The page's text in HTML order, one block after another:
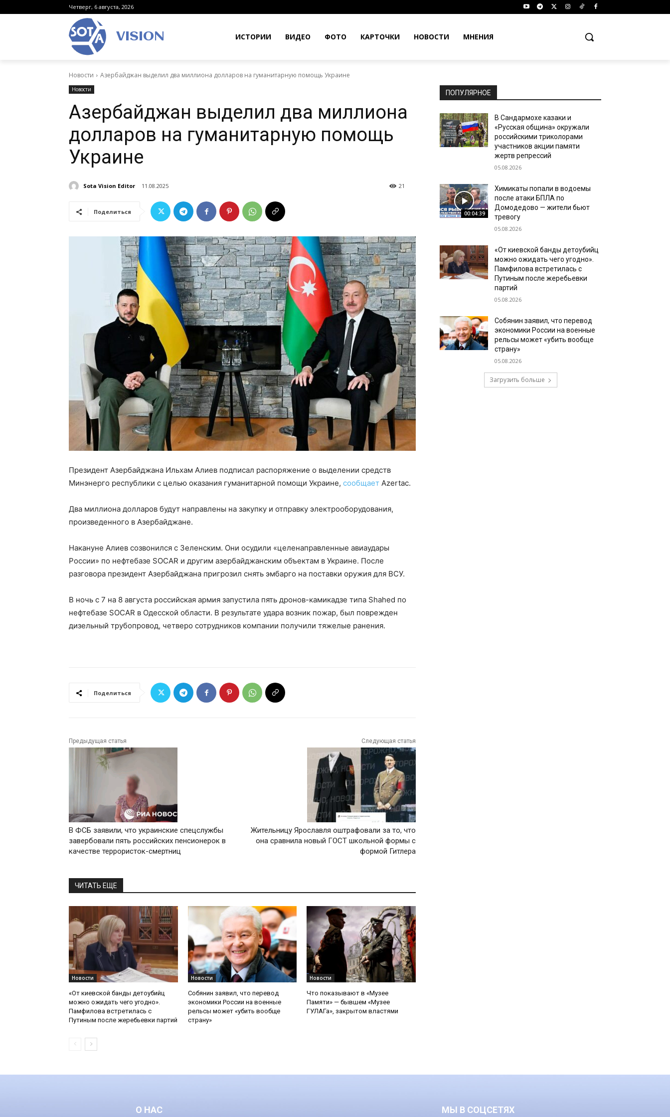
Четверг, 6 августа, 2026
VISION ИСТОРИИ ВИДЕО ФОТО КАРТОЧКИ НОВОСТИ МНЕНИЯ
Новости Азербайджан выделил два миллиона долларов на гуманитарную помощь Украине
Новости
Азербайджан выделил два миллиона
долларов на гуманитарную помощь
Украине
Sota Vision Editor 11.08.2025 21
Поделиться
Президент Азербайджана Ильхам Алиев подписал распоряжение о выделении средств
Минэнерго республики с целью оказания гуманитарной помощи Украине, сообщает Azertac.
Два миллиона долларов будут направлены на закупку и отправку электрооборудования,
произведенного в Азербайджане.
Накануне Алиев созвонился с Зеленским. Они осудили «целенаправленные авиаудары
России» по нефтебазе SOCAR и другим азербайджанским объектам в Украине. После
разговора президент Азербайджана пригрозил снять эмбарго на поставки оружия для ВСУ.
В ночь с 7 на 8 августа российская армия запустила пять дронов-камикадзе типа Shahed по
нефтебазе SOCAR в Одесской области. В результате удара возник пожар, был поврежден
дизельный трубопровод, четверо сотрудников компании получили тяжелые ранения.
Поделиться
Предыдущая статья
В ФСБ заявили, что украинские спецслужбы
завербовали пять российских пенсионерок в
качестве террористок-смертниц
Следующая статья
Жительницу Ярославля оштрафовали за то, что
она сравнила новый ГОСТ школьной формы с
формой Гитлера
ЧИТАТЬ ЕЩЕ
Новости
«От киевской банды детоубийц
можно ожидать чего угодно».
Памфилова встретилась с
Путиным после жеребьевки партий
Новости
Собянин заявил, что перевод
экономики России на военные
рельсы может «убить вообще
страну»
Новости
Что показывают в «Музее
Памяти» — бывшем «Музее
ГУЛАГа», закрытом властями
ПОПУЛЯРНОЕ
В Сандармохе казаки и
«Русская община» окружали
российскими триколорами
участников акции памяти
жертв репрессий
05.08.2026
00:04:39
Химикаты попали в водоемы
после атаки БПЛА по
Домодедово — жители бьют
тревогу
05.08.2026
«От киевской банды детоубийц
можно ожидать чего угодно».
Памфилова встретилась с
Путиным после жеребьевки
партий
05.08.2026
Собянин заявил, что перевод
экономики России на военные
рельсы может «убить вообще
страну»
05.08.2026
Загрузить больше
О НАС МЫ В СОЦСЕТЯХ